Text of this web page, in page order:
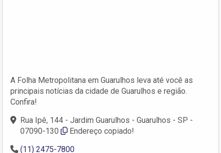
A Folha Metropolitana em Guarulhos leva até você as
principais notícias da cidade de Guarulhos e região.
Confira!
Rua Ipê, 144 - Jardim Guarulhos - Guarulhos - SP -
07090-130
Endereço copiado!
(11) 2475-7800